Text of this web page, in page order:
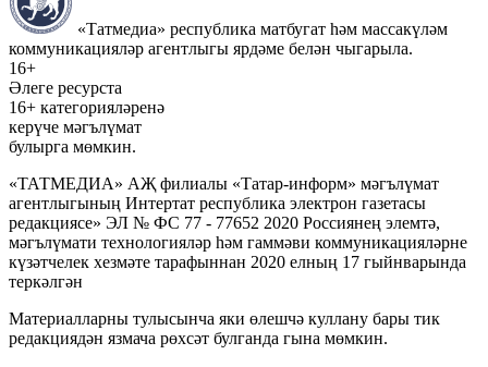
«Татмедиа» республика матбугат һәм массакүләм
коммуникацияләр агентлыгы ярдәме белән чыгарыла.
16+
Әлеге ресурста
16+ категорияләренә
керүче мәгълүмат
булырга мөмкин.
«ТАТМЕДИА» АҖ филиалы «Татар-информ» мәгълүмат
агентлыгының Интертат республика электрон газетасы
редакциясе» ЭЛ № ФС 77 - 77652 2020 Россиянең элемтә,
мәгълүмати технологияләр һәм гаммәви коммуникацияләрне
күзәтчелек хезмәте тарафыннан 2020 елның 17 гыйнварында
теркәлгән
Материалларны тулысынча яки өлешчә куллану бары тик
редакциядән язмача рөхсәт булганда гына мөмкин.